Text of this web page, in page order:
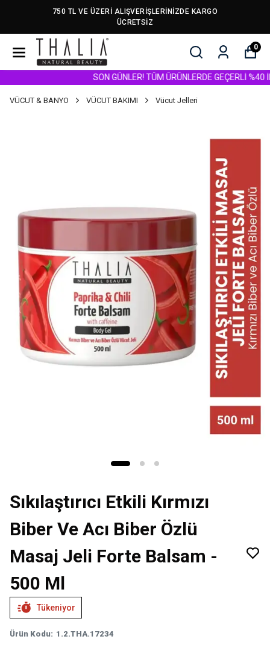
750 TL VE ÜZERİ ALIŞVERİŞLERİNİZDE KARGO
ÜCRETSİZ
0
SON GÜNLER! TÜM ÜRÜNLERDE GEÇERLİ %40
VÜCUT & BANYO VÜCUT BAKIMI Vücut Jelleri
Sıkılaştırıcı Etkili Kırmızı
Biber Ve Acı Biber Özlü
Masaj Jeli Forte Balsam -
500 Ml
Tükeniyor
Ürün Kodu: 1.2.THA.17234